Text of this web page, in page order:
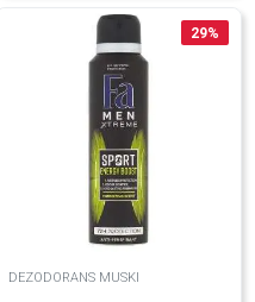
29%
DEZODORANS MUSKI